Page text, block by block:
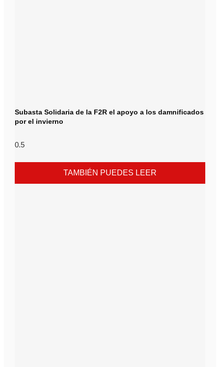
Subasta Solidaria de la F2R el apoyo a los damnificados
por el invierno
TAMBIÉN PUEDES LEER